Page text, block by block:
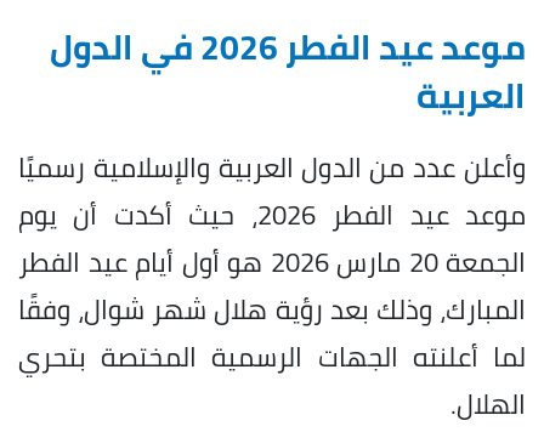
موعد عيد الفطر 2026 في الدول
العربية
وأعلن عدد من الدول العربية والإسلامية رسميًا
موعد عيد الفطر 2026، حيث أكدت أن يوم
الجمعة 20 مارس 2026 هو أول أيام عيد الفطر
المبارك، وذلك بعد رؤية هلال شهر شوال، وفقًا
لما أعلنته الجهات الرسمية المختصة بتحري
الهلال.